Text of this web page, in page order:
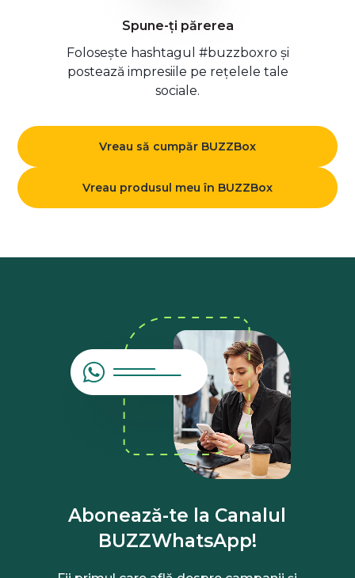
Spune-ți părerea
Folosește hashtagul #buzzboxro și
postează impresiile pe rețelele tale
sociale.
Vreau să cumpăr BUZZBox
Vreau produsul meu în BUZZBox
Abonează-te la Canalul
BUZZWhatsApp!